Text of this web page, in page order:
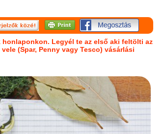
honlaponkon. Legyél te az első aki feltölti az
(Spar, Penny vagy Tesco) vásárlási